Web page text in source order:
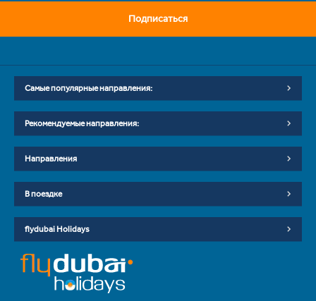
Подписаться
Самые популярные направления:
Рекомендуемые направления:
Направления
В поездке
flydubai Holidays